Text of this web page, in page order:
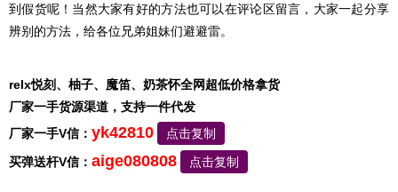
到假货呢！当然大家有好的方法也可以在评论区留言，大家一起分享
辨别的方法，给各位兄弟姐妹们避避雷。
relx悦刻、柚子、魔笛、奶茶怀全网超低价格拿货
厂家一手货源渠道，支持一件代发
厂家一手V信： yk42810
点击复制
买弹送杆V信： aige080808 点击复制